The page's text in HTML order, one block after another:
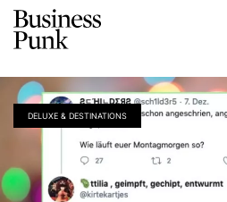
DELUXE & DESTINATIONS